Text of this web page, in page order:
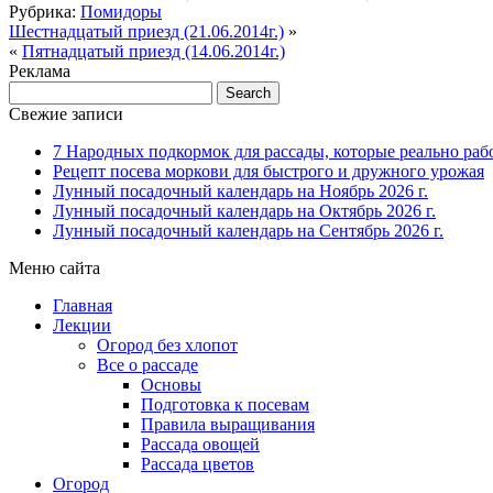
Рубрика: Помидоры
Шестнадцатый приезд (21.06.2014г.) »
« Пятнадцатый приезд (14.06.2014г.)
Реклама
Свежие записи
7 Народных подкормок для рассады, которые реально
Рецепт посева моркови для быстрого и дружного урожая
Лунный посадочный календарь на Ноябрь 2026 г.
Лунный посадочный календарь на Октябрь 2026 г.
Лунный посадочный календарь на Сентябрь 2026 г.
Меню сайта
Главная
Лекции
Огород без хлопот
Все о рассаде
Основы
Подготовка к посевам
Правила выращивания
Рассада овощей
Рассада цветов
Огород